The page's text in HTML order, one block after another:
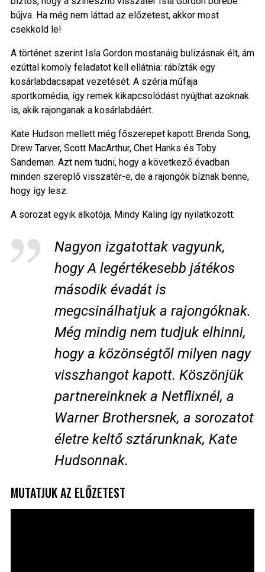
bújva. Ha még nem láttad az előzetest, akkor most
csekkold le!
A történet szerint Isla Gordon mostanáig bulizásnak élt, ám
ezúttal komoly feladatot kell ellátnia: rábízták egy
kosárlabdacsapat vezetését. A széria műfaja
sportkomédia, így remek kikapcsolódást nyújthat azoknak
is, akik rajonganak a kosárlabdáért.
Kate Hudson mellett még főszerepet kapott Brenda Song,
Drew Tarver, Scott MacArthur, Chet Hanks és Toby
Sandeman. Azt nem tudni, hogy a következő évadban
minden szereplő visszatér-e, de a rajongók bíznak benne,
hogy így lesz.
A sorozat egyik alkotója, Mindy Kaling így nyilatkozott:
Nagyon izgatottak vagyunk,
hogy A legértékesebb játékos
második évadát is
megcsinálhatjuk a rajongóknak.
Még mindig nem tudjuk elhinni,
hogy a közönségtől milyen nagy
visszhangot kapott. Köszönjük
partnereinknek a Netflixnél, a
Warner Brothersnek, a sorozatot
életre keltő sztárunknak, Kate
Hudsonnak.
MUTATJUK AZ ELŐZETEST